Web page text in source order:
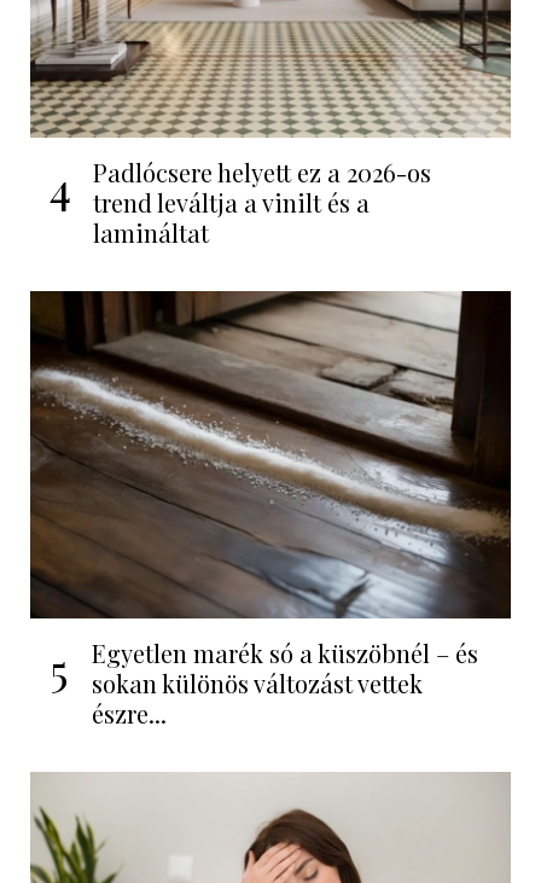
4
Padlócsere helyett ez a 2026-os
trend leváltja a vinilt és a
lamináltat
5
Egyetlen marék só a küszöbnél – és
sokan különös változást vettek
észre...